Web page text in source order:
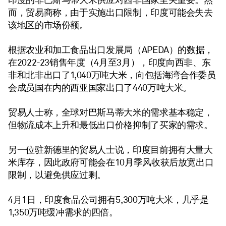
而，贸易商称，由于实施出口限制，印度可能会失去
该地区的市场份额。
根据农业和加工食品出口发展局（APEDA）的数据，
在2022-23销售年度（4月至3月），印度向西非、东
非和北非出口了1,040万吨大米，向包括海湾合作委员
会成员国在内的西亚国家出口了440万吨大米。
贸易人士称，全球对巴斯马蒂大米的需求基本稳定，
但物流成本上升和最低出口价格抑制了买家的需求。
另一位驻新德里的贸易人士说，印度目前拥有大量大
米库存，因此政府可能会在10月季风收获后放宽出口
限制，以避免供应过剩。
4月1日，印度食品公司拥有5,300万吨大米，几乎是
1,350万吨缓冲需求的四倍。